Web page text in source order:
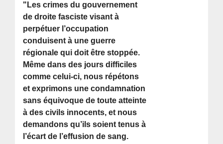
"Les crimes du gouvernement
de droite fasciste visant à
perpétuer l’occupation
conduisent à une guerre
régionale qui doit être stoppée.
Même dans des jours difficiles
comme celui-ci, nous répétons
et exprimons une condamnation
sans équivoque de toute atteinte
à des civils innocents, et nous
demandons qu’ils soient tenus à
l’écart de l’effusion de sang.